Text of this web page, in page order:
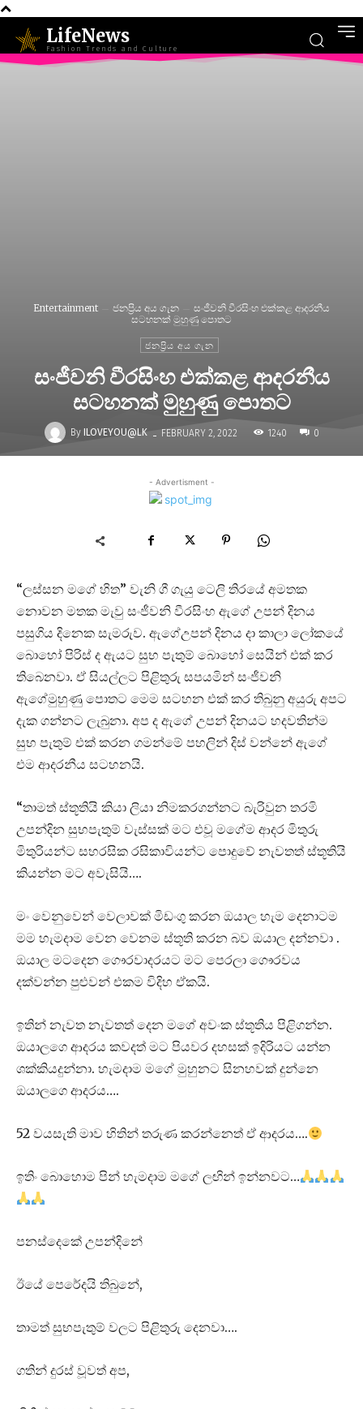
LifeNews
Fashion Trends and Culture
Entertainment ජනප්‍රිය අය ගැන
සංජීවනි වීරසිංහ එක්කළ ආදරනීය
සටහනක් මුහුණු පොතට
ජනප්‍රිය අය ගැන
සංජීවනි වීරසිංහ එක්කළ ආදරනීය
සටහනක් මුහුණු පොතට
By ILOVEYOU@LK - FEBRUARY 2, 2022 1240 0
- Advertisment -
“ලස්සන මගේ හිත” වැනි ගී ගැයු ටෙලි තිරයේ අමතක
නොවන මතක මැවු සංජීවනි වීරසිංහ ඇගේ උපන් දිනය
පසුගිය දිනෙක සැමරුව. ඇගේඋපන් දිනය දා කාලා ලෝකයේ
බොහෝ පිරිස් ද ඇයට සුභ පැතුම් බොහෝ සෙයින් එක් කර
තිබෙනවා. ඒ සියල්ලට පිළිතුරු සපයමින් සංජීවනි
ඇගේමුහුණු පොතට මෙම සටහන එක් කර තිබුනු අයුරු අපට
දැක ගන්නට ලැබුනා. අප ද ඇගේ උපන් දිනයට හදවතින්ම
සුභ පැතුම් එක් කරන ගමන්මේ පහලින් දිස් වන්නේ ඇගේ
එම ආදරනීය සටහනයි.
“තාමත් ස්තූතියි කියා ලියා නිමකරගන්නට බැරිවුන තරමි
උපන්දින සුභපැතුම් වැස්සක් මට එවූ මගේම ආදර මිතුරු
මිතුරියන්ට සහරසික රසිකාවියන්ට පොදුවේ නැවතත් ස්තූතියි
කියන්න මට අවැසියි….
මං වෙනුවෙන් වෙලාවක් මිඩංගු කරන ඔයාල හැම දෙනාටම
මම හැමදාම වෙන වෙනම ස්තූති කරන බව ඔයාල දන්නවා .
ඔයාල මටදෙන ගෞරවාදරයට මට පෙරලා ගෞරවය
දක්වන්න පුළුවන් එකම විදිහ ඒකයි.
ඉතින් නැවත නැවතත් දෙන මගේ අවංක ස්තූතිය පිළිගන්න.
ඔයාලගෙ ආදරය කවදත් මට පියවර දහසක් ඉදිරියට යන්න
ශක්කියදුන්නා. හැමදාම මගේ මුහුනට සිනහවක් දුන්නෙ
ඔයාලගෙ ආදරය….
52 වයසැති මාව හිතින් තරුණ කරන්නෙත් ඒ ආදරය….
ඉතිං බොහොම පින් හැමදාම මගේ ලඟින් ඉන්නවට…
පනස්දෙකේ උපන්දිනේ
ඊයේ පෙරේදයි තිබුනේ,
තාමත් සුභපැතුම් වලට පිළිතුරු දෙනවා….
ගතින් දුරස් වූවත් අප,